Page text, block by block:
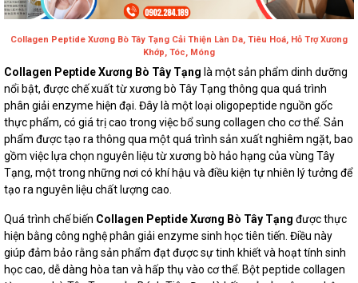
Collagen Peptide Xương Bò Tây Tạng Cải Thiện Làn Da, Tiêu Hoá, Hỗ Trợ Xương
Khớp, Tóc, Móng
Collagen Peptide Xương Bò Tây Tạng là một sản phẩm dinh dưỡng
nổi bật, được chế xuất từ xương bò Tây Tạng thông qua quá trình
phân giải enzyme hiện đại. Đây là một loại oligopeptide nguồn gốc
thực phẩm, có giá trị cao trong việc bổ sung collagen cho cơ thể. Sản
phẩm được tạo ra thông qua một quá trình sản xuất nghiêm ngặt, bao
gồm việc lựa chọn nguyên liệu từ xương bò hảo hạng của vùng Tây
Tạng, một trong những nơi có khí hậu và điều kiện tự nhiên lý tưởng để
tạo ra nguyên liệu chất lượng cao.
Quá trình chế biến Collagen Peptide Xương Bò Tây Tạng được thực
hiện bằng công nghệ phân giải enzyme sinh học tiên tiến. Điều này
giúp đảm bảo rằng sản phẩm đạt được sự tinh khiết và hoạt tính sinh
học cao, dễ dàng hòa tan và hấp thụ vào cơ thể. Bột peptide collagen